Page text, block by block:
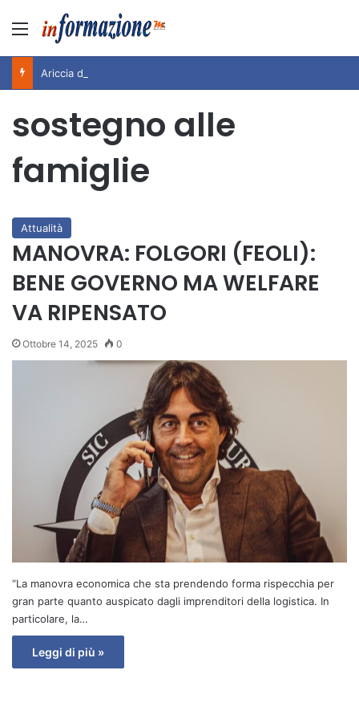
Menu
sostegno alle
famiglie
Attualità
MANOVRA: FOLGORI (FEOLI):
BENE GOVERNO MA WELFARE
VA RIPENSATO
Ottobre 14, 2025 0
“La manovra economica che sta prendendo forma rispecchia per
gran parte quanto auspicato dagli imprenditori della logistica. In
particolare, la…
Leggi di più »